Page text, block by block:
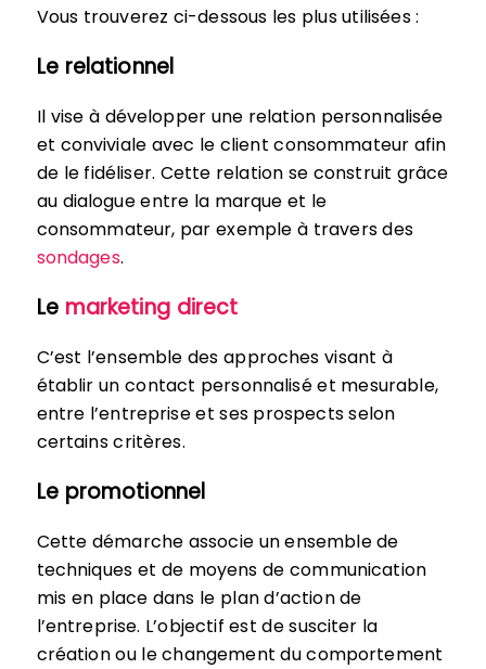
Vous trouverez ci-dessous les plus utilisées :
Le relationnel
Il vise à développer une relation personnalisée
et conviviale avec le client consommateur afin
de le fidéliser. Cette relation se construit grâce
au dialogue entre la marque et le
consommateur, par exemple à travers des
sondages.
Le marketing direct
C’est l’ensemble des approches visant à
établir un contact personnalisé et mesurable,
entre l’entreprise et ses prospects selon
certains critères.
Le promotionnel
Cette démarche associe un ensemble de
techniques et de moyens de communication
mis en place dans le plan d’action de
l’entreprise. L’objectif est de susciter la
création ou le changement du comportement